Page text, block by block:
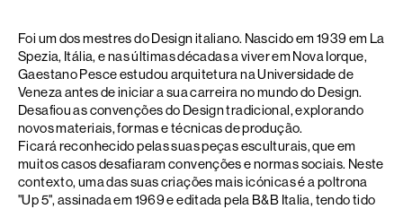
Foi um dos mestres do Design italiano. Nascido em 1939 em La
Spezia, Itália, e nas últimas décadas a viver em Nova Iorque,
Gaestano Pesce estudou arquitetura na Universidade de
Veneza antes de iniciar a sua carreira no mundo do Design.
Desafiou as convenções do Design tradicional, explorando
novos materiais, formas e técnicas de produção.
Ficará reconhecido pelas suas peças esculturais, que em
muitos casos desafiaram convenções e normas sociais. Neste
contexto, uma das suas criações mais icónicas é a poltrona
"Up 5", assinada em 1969 e editada pela B&B Italia, tendo tido